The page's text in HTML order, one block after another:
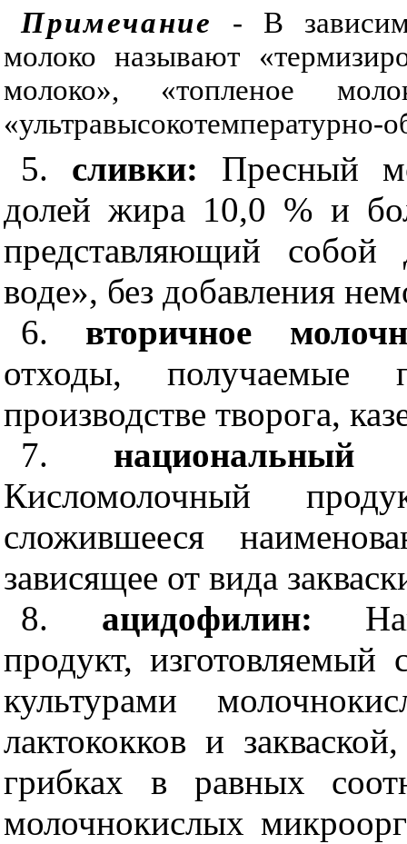
Примечание - В
молоко называют
молоко», «топленое
«ультравысокотемпературно-
5. сливки:
Пресный
долей жира 10,0 % и
представляющий
воде», без добавления
6. вторичное
отходы, получаемые
производстве творога,
7. национальный
Кисломолочный
сложившееся
зависящее от вида
8. ацидофилин:
продукт,
культурами
лактококков и
грибках в равных
молочнокислых